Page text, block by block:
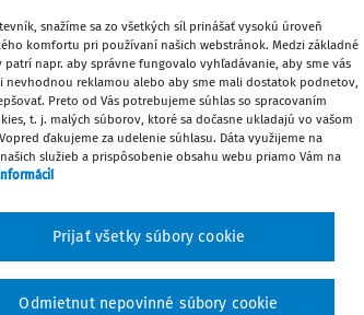
Obchodná spoločnosť
vozidlo (MT), ktoré
Pri inventarizácii v
V roku 2016 nebolo auto
zápisom vyradíme
predplatné? Prihláste sa
Stiahnuť
Vytlačiť
snažíme sa zo všetkých síl prinášať vysokú úroveň
komfortu pri používaní našich webstránok. Medzi základné
patrí napr. aby správne fungovalo vyhľadávanie, aby sme vás
nevhodnou reklamou alebo aby sme mali dostatok podnetov,
Preto od Vás potrebujeme súhlas so spracovaním
t. j. malých súborov, ktoré sa dočasne ukladajú vo vašom
ďakujeme za udelenie súhlasu. Dáta využijeme na
služieb a prispôsobenie obsahu webu priamo Vám na
Odmietnut nepovinné súbory cookie
Prijať všetky súbory cookie